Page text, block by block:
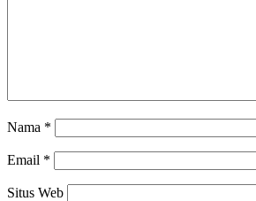
Nama *
Email *
Situs Web